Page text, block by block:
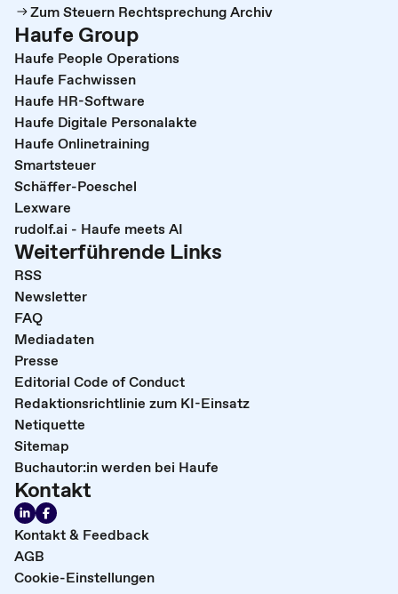
Zum Steuern Rechtsprechung Archiv
Haufe Group
Haufe People Operations
Haufe Fachwissen
Haufe HR-Software
Haufe Digitale Personalakte
Haufe Onlinetraining
Smartsteuer
Schäffer-Poeschel
Lexware
rudolf.ai - Haufe meets AI
Weiterführende Links
RSS
Newsletter
FAQ
Mediadaten
Presse
Editorial Code of Conduct
Redaktionsrichtlinie zum KI-Einsatz
Netiquette
Sitemap
Buchautor:in werden bei Haufe
Kontakt
Kontakt & Feedback
AGB
Cookie-Einstellungen